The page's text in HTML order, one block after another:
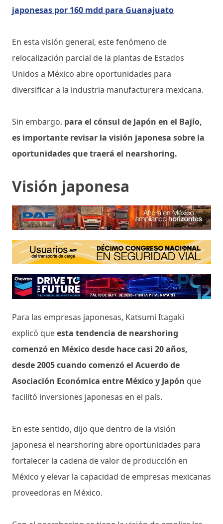
japonesas por 160 mdd para Guanajuato
En esta visión general, este fenómeno de
relocalización parcial de la plantas de Estados
Unidos a México abre oportunidades para
diversificar a la industria manufacturera mexicana.
Sin embargo, para el cónsul de Japón en el Bajío,
es importante revisar la visión japonesa sobre la
oportunidades que traerá el nearshoring.
Visión japonesa
Para las empresas japonesas, Katsumi Itagaki
explicó queesta tendencia de nearshoring
comenzó en México desde hace casi 20 años,
desde 2005 cuando comenzó el Acuerdo de
Asociación Económica entre México y Japón que
facilitó inversiones japonesas en el país.
En este sentido, dijo que dentro de la visión
japonesa el nearshoring abre oportunidades para
fortalecer la cadena de valor de producción en
México y elevar la capacidad de empresas mexicanas
proveedoras en México.